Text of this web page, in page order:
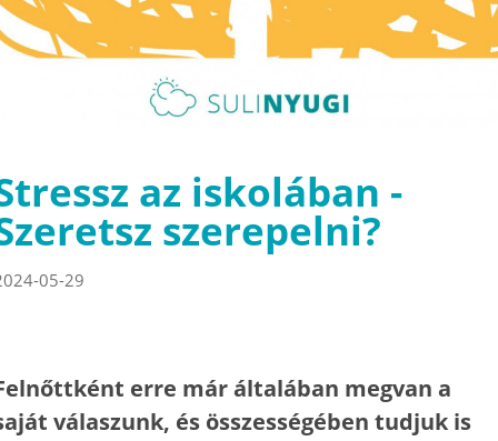
az iskolában -
szerepelni?
05-29
erre már általában megvan a
válaszunk, és összességében tudjuk is